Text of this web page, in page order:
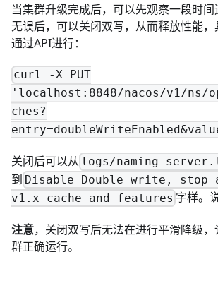
当集群升级完成后，可以先观察一段时
无误后，可以关闭双写，从而释放性能
通过API进行：
curl -X PUT
'localhost:8848/nacos/v1/ns/
ches?
关闭后可以从 logs/naming-
到 Disable Double write, stop
v1.x cache and features 字样。
注意，关闭双写后无法在进行平滑降级
群正确运行。